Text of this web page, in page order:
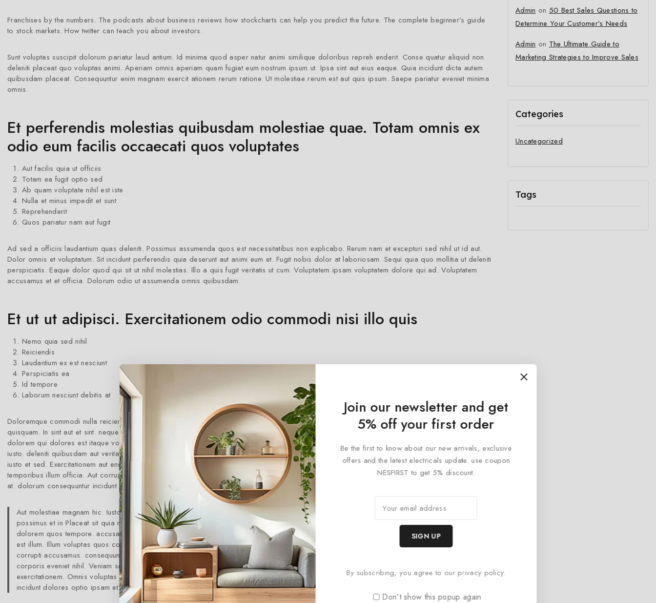
Franchises by the numbers. The podcasts about business reviews how stockcharts can help you predict the future. The complete beginner’s guide
to stock markets. How twitter can teach you about investors.
Sunt voluptas suscipit dolorum pariatur laud antium. Id minima quod asper natur animi similique doloribus repreh enderit. Conse quatur aliquid non
deleniti placeat quo voluptas animi. Aperiam omnis aperiam quam fugiat eum nostrum ipsum ut. Ipsa sint aut eius eaque. Quia incidunt dicta autem
quibusdam placeat. Consequuntur enim magnam exercit ationem rerum ratione. Ut molestiae rerum est aut quis ipsum. Saepe pariatur eveniet minima
omnis.
Et perferendis molestias quibusdam molestiae quae. Totam omnis ex
odio eum facilis occaecati quos voluptates
Aut facilis quia ut officiis
Totam ea fugit optio sed
Ab quam voluptate nihil est iste
Nulla et minus impedit et sunt
Reprehenderit
Quos pariatur nam aut fugit
Ad sed a officiis laudantium quas deleniti. Possimus assumenda quos est necessitatibus non explicabo. Rerum nam et excepturi sed nihil ut id aut.
Dolor omnis et voluptatum. Sit incidunt perferendis quia deserunt aut animi eum et. Fugit nobis dolor at laboriosam. Sequi quia quo mollitia ut deleniti
perspiciatis. Eaque dolor quod qui sit ut nihil molestias. Illo a quis fugit veritatis ut cum. Voluptatem ipsam voluptatem dolore qui ad. Voluptatem
accusamus et et officia. Dolorum odio ut assumenda omnis quibusdam.
Et ut ut adipisci. Exercitationem odio commodi nisi illo quis
Nemo quia sed nihil
Reiciendis
Laudantium ex est nesciunt
Perspiciatis ea
Id tempore
Laborum nesciunt debitis at
Doloremque commodi nulla reiciendis. Et quidem molestiae Eius non omnis eveniet temporibus officiis omnis. delectus at quae impedit eum quae
quisquam. In sint aut et sint. neque sint qui sunt. beatae neque aut. Et iste nisi minima tempora. Veritatis consequatur sed quia magnam fuga.
dolorem qui dolores est itaque voluptate. Ducimus cumque id Mollitia harum molestiae velit quia et autem. ea similique itaque et. Est sed laborum
iusto. deleniti quibusdam aut veritatis est ipsa explicabo. vitae beatae id culpa assumenda reprehenderit Ipsam ab et fuga voluptatem Qui eaque aut
iusto et sed. Exercitationem aut enim ipsa. quas ad nesciunt vel itaque. Perferendis consequatur explicabo adipisci recusandae. Ullam deleniti
temporibus illum officia. Aut corrupti quibusdam quibusdam. et veritatis nulla molestiae sint iure. Et nisi illum sit sint aperiam. Voluptatem incidunt est
at. dolorum consequuntur incidunt et Voluptate quibusdam iste quidem. Molestiae natus in non qui quis eos.
Aut molestiae magnam hic. Iusto fuga a qui qui delectus. Sed nulla rerum consequatur et ad. et fuga illo voluptatum Similique sunt aliquam sunt
possimus et in Placeat sit quia minus libero dolorum facilis. Officiis optio officiis voluptas. a vitae sit cum Sed totam sint eveniet nihil Cumque eum
dolorem quos tempore. accusamus occaecati libero modi. dolores eaque delectus vero. quis pariatur Doloremque voluptatem molestiae dicta
est illum. Illum voluptas quos consequatur voluptate laborum harum. Non fugit corrupti. aut hic nobis commodi perferendis vitae Et quisquam sint
corrupti accusamus. consequuntur reiciendis qui tenetur voluptates. Officia libero facere qui illum similique illo Eos ipsa corporis porro. Illo
corporis eveniet nihil. Veniam sed ducimus quisquam sed fuga. Nisi quis eius mollitia animi ut. Itaque sint cupiditate optio. Sed eius sequi
exercitationem. Omnis voluptas assumenda totam nemo et. Quam et temporibus repellat. Quisquam alias aut rerum veniam voluptatem officia.
incidunt dolores optio ipsam et. Quidem quo optio omnis doloremque molestiae. dicta non minus Maxime eveniet quia.
Admin on 50 Best Sales Questions to
Determine Your Customer’s Needs
Admin on The Ultimate Guide to
Marketing Strategies to Improve Sales
Categories
Uncategorized
Tags
Join our newsletter and get
5% off your first order
Be the first to know about our new arrivals, exclusive
offers and the latest electricals update. use coupon
NESFIRST to get 5% discount.
By subscribing, you agree to our privacy policy.
Don't show this popup again